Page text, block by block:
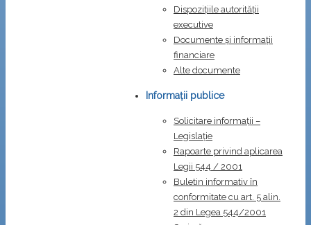
Dispozițiile autorității
executive
Documente și informații
financiare
Alte documente
Informații publice
Solicitare informații –
Legislație
Rapoarte privind aplicarea
Legii 544 / 2001
Buletin informativ în
conformitate cu art. 5 alin.
2 din Legea 544/2001